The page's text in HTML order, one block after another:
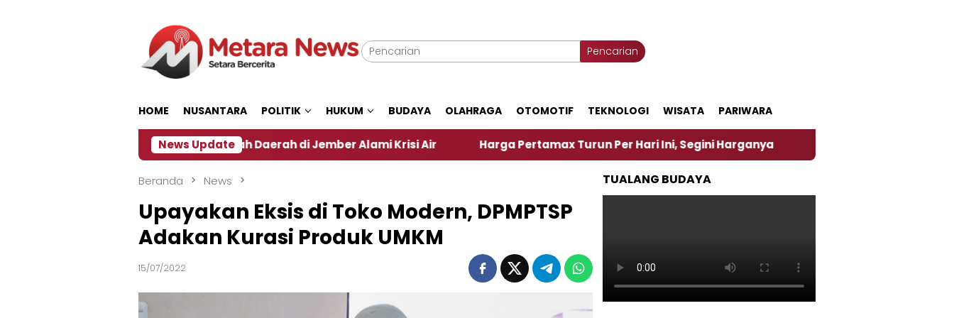
Pencarian
HOME NUSANTARA POLITIK HUKUM BUDAYA OLAHRAGA OTOMOTIF TEKNOLOGI WISATA PARIWARA
News Update
Dampak El Nino, Sejumlah Daerah di Jember Alami Krisi Air Harga Pertamax Turun Per Hari Ini, Segini Harganya ‎Nasirun Maestro Lukis Pemadu
Beranda News
Upayakan Eksis di Toko Modern, DPMPTSP
Adakan Kurasi Produk UMKM
15/07/2022
TUALANG BUDAYA